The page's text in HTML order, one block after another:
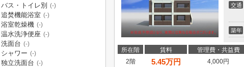
交通
築年
所在階 賃料 管理費・共益費
2階
5.45万円 4,000円
バス・トイレ別 (-)
追焚機能浴室 (-)
浴室乾燥機 (-)
温水洗浄便座 (-)
洗面台 (-)
シャワー (-)
独立洗面台 (-)